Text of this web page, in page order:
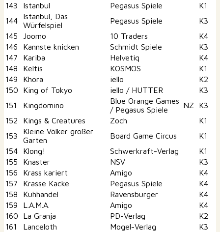
143
Istanbul Pegasus Spiele
K1
144
Istanbul, Das
Würfelspiel
Pegasus Spiele
K3
145
Joomo 10 Traders
K4
146
Kannste knicken Schmidt Spiele
K3
147
Kariba Helvetiq
K4
148
Keltis KOSMOS
K1
149
Khora iello
K2
150
King of Tokyo iello / HUTTER
K3
151
Kingdomino
Blue Orange Games
/ Pegasus Spiele
NZ
K3
152
Kings & Creatures Zoch
K1
153
Kleine Völker großer
Garten
Board Game Circus
K1
154
Klong! Schwerkraft-Verlag
K1
155
Knaster NSV
K3
156
Krass kariert Amigo
K4
157
Krasse Kacke Pegasus Spiele
K4
158
Kuhhandel Ravensburger
K4
159
L.A.M.A. Amigo
K4
160
La Granja PD-Verlag
K2
161
Lanceloth Mogel-Verlag
K3